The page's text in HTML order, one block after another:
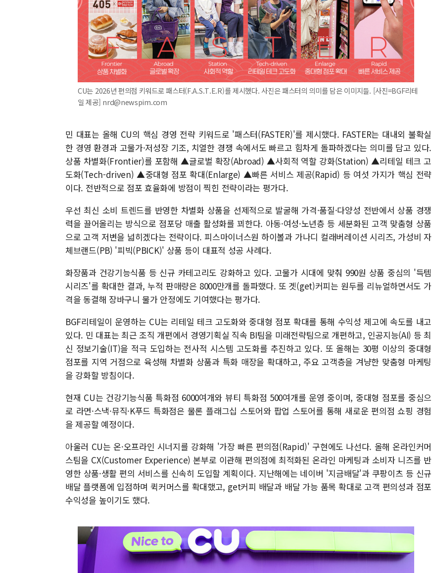
CU는 2026년 편의점 키워드로 패스터(F.A.S.T.E.R)를 제시했다. 사진은 패스터의 의미를 담은 이미지들. [사진=BGF리테
일 제공] nrd@newspim.com
민 대표는 올해 CU의 핵심 경영 전략 키워드로 '패스터(FASTER)'를 제시했다. FASTER는 대내외 불확실
한 경영 환경과 고물가·저성장 기조, 치열한 경쟁 속에서도 빠르고 힘차게 돌파하겠다는 의미를 담고 있다.
상품 차별화(Frontier)를 포함해 ▲글로벌 확장(Abroad) ▲사회적 역할 강화(Station) ▲리테일 테크 고
도화(Tech-driven) ▲중대형 점포 확대(Enlarge) ▲빠른 서비스 제공(Rapid) 등 여섯 가지가 핵심 전략
이다. 전반적으로 점포 효율화에 방점이 찍힌 전략이라는 평가다.
우선 최신 소비 트렌드를 반영한 차별화 상품을 선제적으로 발굴해 가격·품질·다양성 전반에서 상품 경쟁
력을 끌어올리는 방식으로 점포당 매출 활성화를 꾀한다. 아동·여성·노년층 등 세분화된 고객 맞춤형 상품
으로 고객 저변을 넓히겠다는 전략이다. 피스마이너스원 하이볼과 가나디 컬래버레이션 시리즈, 가성비 자
체브랜드(PB) '피빅(PBICK)' 상품 등이 대표적 성공 사례다.
화장품과 건강기능식품 등 신규 카테고리도 강화하고 있다. 고물가 시대에 맞춰 990원 상품 중심의 '득템
시리즈'를 확대한 결과, 누적 판매량은 8000만개를 돌파했다. 또 겟(get)커피는 원두를 리뉴얼하면서도 가
격을 동결해 장바구니 물가 안정에도 기여했다는 평가다.
BGF리테일이 운영하는 CU는 리테일 테크 고도화와 중대형 점포 확대를 통해 수익성 제고에 속도를 내고
있다. 민 대표는 최근 조직 개편에서 경영기획실 직속 BI팀을 미래전략팀으로 개편하고, 인공지능(AI) 등 최
신 정보기술(IT)을 적극 도입하는 전사적 시스템 고도화를 추진하고 있다. 또 올해는 30평 이상의 중대형
점포를 지역 거점으로 육성해 차별화 상품과 특화 매장을 확대하고, 주요 고객층을 겨냥한 맞춤형 마케팅
을 강화할 방침이다.
현재 CU는 건강기능식품 특화점 6000여개와 뷰티 특화점 500여개를 운영 중이며, 중대형 점포를 중심으
로 라면·스낵·뮤직·K푸드 특화점은 물론 플래그십 스토어와 팝업 스토어를 통해 새로운 편의점 쇼핑 경험
을 제공할 예정이다.
아울러 CU는 온·오프라인 시너지를 강화해 '가장 빠른 편의점(Rapid)' 구현에도 나선다. 올해 온라인커머
스팀을 CX(Customer Experience) 본부로 이관해 편의점에 최적화된 온라인 마케팅과 소비자 니즈를 반
영한 상품·생활 편의 서비스를 신속히 도입할 계획이다. 지난해에는 네이버 '지금배달'과 쿠팡이츠 등 신규
배달 플랫폼에 입점하며 퀵커머스를 확대했고, get커피 배달과 배달 가능 품목 확대로 고객 편의성과 점포
수익성을 높이기도 했다.